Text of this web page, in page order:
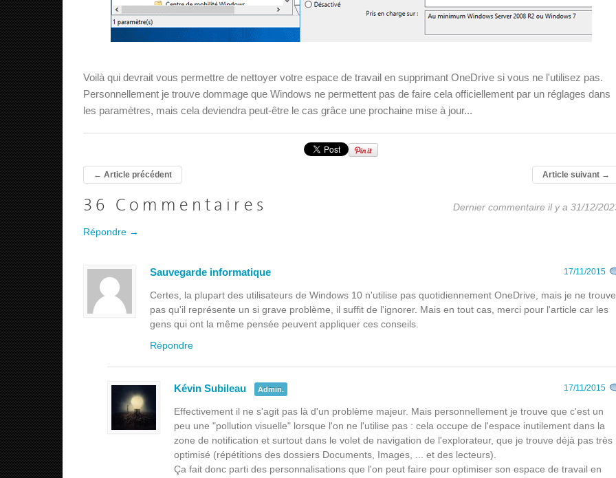
Voilà qui devrait vous permettre de nettoyer votre espace de travail en supprimant OneDrive si vous ne l'utilisez pas.
Personnellement je trouve dommage que Windows ne permettent pas de faire cela officiellement par un réglages dans
les paramètres, mais cela deviendra peut-être le cas grâce une prochaine mise à jour...
← Article précédent Article suivant→
36 Commentaires Dernier commentaire il y a 31/12/
Répondre →
Sauvegarde informatique 17/11/2015
Certes, la plupart des utilisateurs de Windows 10 n'utilise pas quotidiennement OneDrive, mais je ne trouve
pas qu'il représente un si grave problème, il suffit de l'ignorer. Mais en tout cas, merci pour l'article car les
gens qui ont la même pensée peuvent appliquer ces conseils.
Répondre
Kévin Subileau Admin. 17/11/2015
Effectivement il ne s'agit pas là d'un problème majeur. Mais personnellement je trouve que c'est un
peu une "pollution visuelle" lorsque l'on ne l'utilise pas : cela occupe de l'espace inutilement dans la
zone de notification et surtout dans le volet de navigation de l'explorateur, que je trouve déjà pas très
optimisé (répétitions des dossiers Documents, Images, ... et des lecteurs).
Ça fait donc parti des personnalisations que l'on peut faire pour optimiser son espace de travail en